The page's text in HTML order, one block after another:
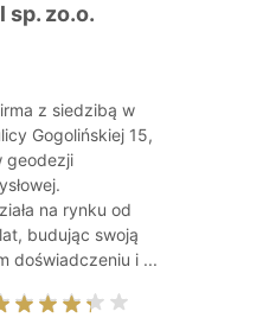
sp. zo.o.
z siedzibą w
Gogolińskiej 15,
geodezji
na rynku od
budując swoją
doświadczeniu i ...